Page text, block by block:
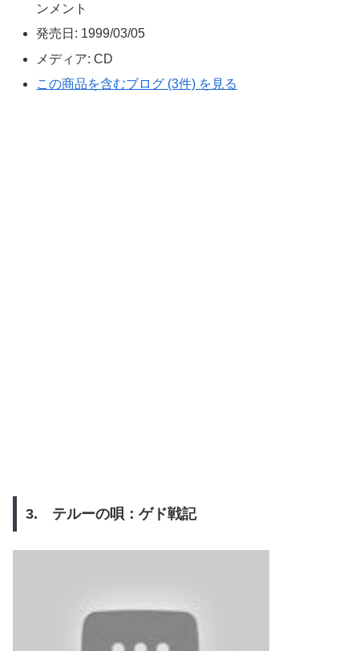
ンメント
発売日: 1999/03/05
メディア: CD
この商品を含むブログ (3件) を見る
3. テルーの唄：ゲド戦記